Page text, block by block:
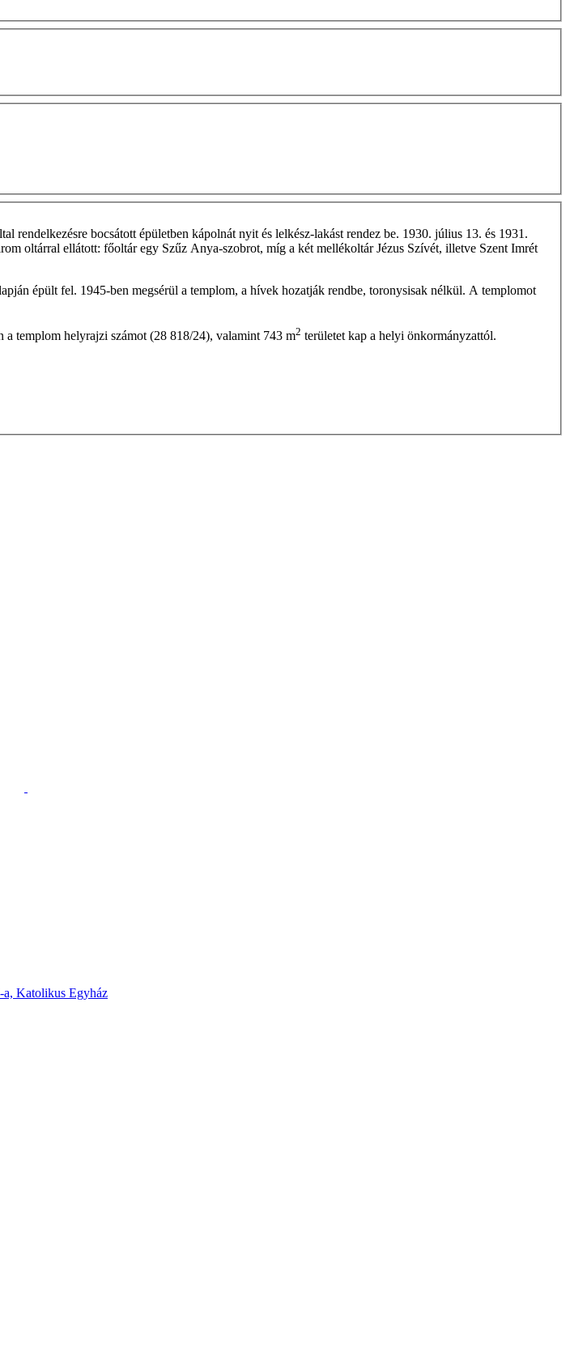
bocsátott épületben kápolnát nyit és lelkész-lakást rendez be. 1930. július 13. és 1931.
oltárral ellátott: főoltár egy Szűz Anya-szobrot, míg a két mellékoltár Jézus Szívét, illetve Szent Imrét
épült fel. 1945-ben megsérül a templom, a hívek hozatják rendbe, toronysisak nélkül. A templomot
templom helyrajzi számot (28 818/24), valamint 743 m2 területet kap a helyi önkormányzattól.